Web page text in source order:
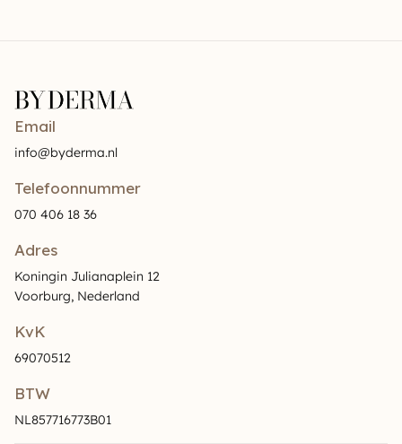
Email
info@byderma.nl
Telefoonnummer
070 406 18 36
Adres
Koningin Julianaplein 12
Voorburg, Nederland
KvK
69070512
BTW
NL857716773B01